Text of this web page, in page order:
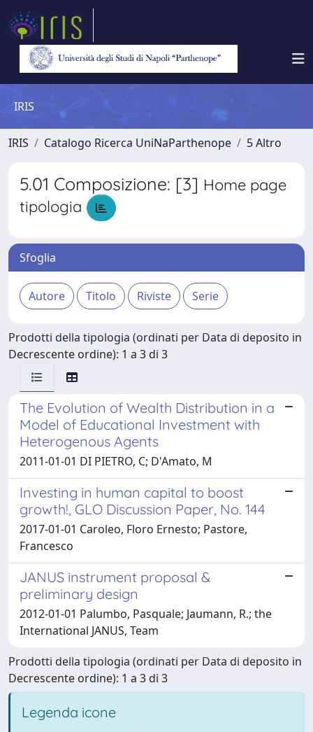
IRIS
IRIS Catalogo Ricerca UniNaParthenope 5 Altro
5.01 Composizione: [3] Home page
tipologia
Sfoglia
Prodotti della tipologia (ordinati per Data di deposito in
Decrescente ordine): 1 a 3 di 3
The Evolution of Wealth Distribution in a
Model of Educational Investment with
Heterogenous Agents
2011-01-01 DI PIETRO, C; D'Amato, M
Investing in human capital to boost
growth!, GLO Discussion Paper, No. 144
2017-01-01 Caroleo, Floro Ernesto; Pastore,
Francesco
JANUS instrument proposal &
preliminary design
2012-01-01 Palumbo, Pasquale; Jaumann, R.; the
International JANUS, Team
Prodotti della tipologia (ordinati per Data di deposito in
Decrescente ordine): 1 a 3 di 3
Legenda icone